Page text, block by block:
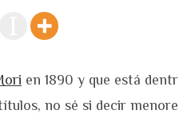
en 1890 y que está
no sé si decir